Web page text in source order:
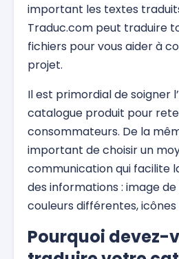
important les textes
Traduc.com peut traduire
fichiers pour vous aider à
projet.
Il est primordial de soigner
catalogue produit pour
consommateurs. De la
important de choisir un
communication qui facilite
des informations : image
couleurs différentes,
Pourquoi devez-